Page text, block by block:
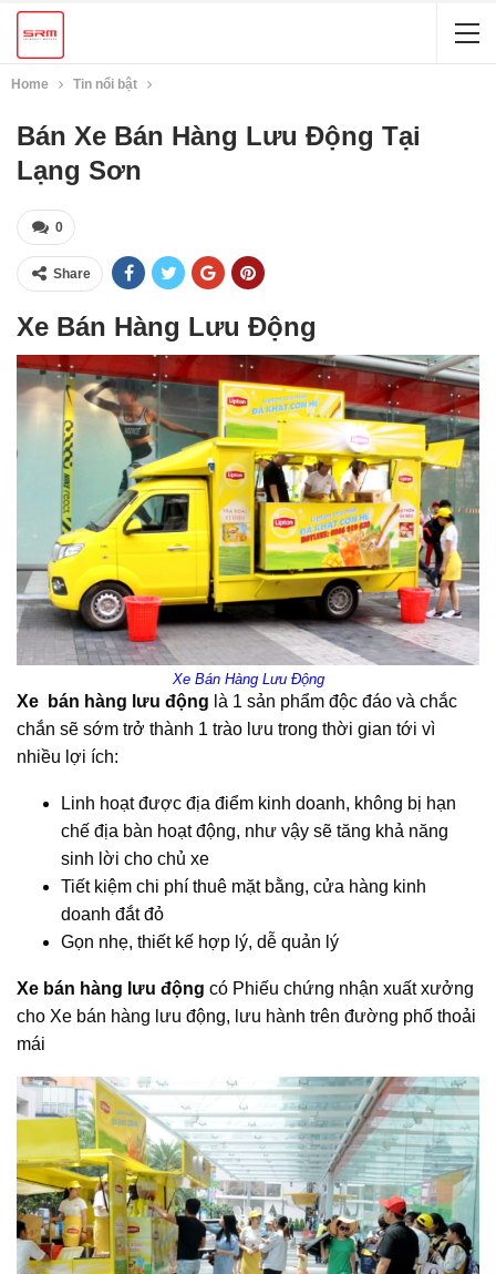
Home Tin nổi bật
Bán Xe Bán Hàng Lưu Động Tại
Lạng Sơn
0
Share
Xe Bán Hàng Lưu Động
Xe Bán Hàng Lưu Động
Xe bán hàng lưu động là 1 sản phẩm độc đáo và chắc
chắn sẽ sớm trở thành 1 trào lưu trong thời gian tới vì
nhiều lợi ích:
Linh hoạt được địa điểm kinh doanh, không bị hạn
chế địa bàn hoạt động, như vậy sẽ tăng khả năng
sinh lời cho chủ xe
Tiết kiệm chi phí thuê mặt bằng, cửa hàng kinh
doanh đắt đỏ
Gọn nhẹ, thiết kế hợp lý, dễ quản lý
Xe bán hàng lưu động có Phiếu chứng nhận xuất xưởng
cho Xe bán hàng lưu động, lưu hành trên đường phố thoải
mái